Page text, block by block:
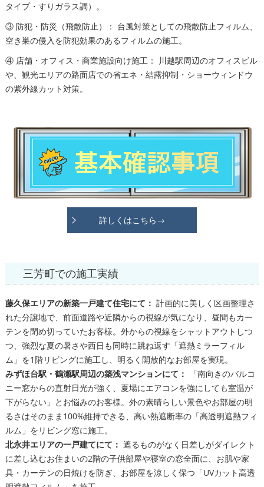
タイプ・すりガラス調）。
③ 防犯・防災（飛散防止）： 台風対策としての飛散防止フィルム、
空き巣の侵入を防犯効果のあるフィルムの施工。
④ 店舗・オフィス・商業施設向け施工： 川越駅周辺のオフィスビル
や、観光エリアの路面店での省エネ・結露抑制・ショーウィンドウ
の紫外線カット対策。
詳しくはこちら→
三芳町での施工実績
藤久保エリアの新築一戸建て住宅にて： 計画的に美しく区画整理さ
れた分譲地で、前面道路や近隣からの視線が気になり、昼間もカー
テンを閉め切っていたお客様。外からの視線をシャットアウトしつ
つ、強烈な夏の暑さや西日も同時に跳ね返す「遮熱ミラーフィル
ム」を1階リビングに施工し、明るく開放的なお部屋を実現。
みずほ台駅・鶴瀬駅周辺の築浅マンションにて：
「南向きのバルコ
ニー窓からの直射日光が強く、夏場にエアコンを強にしても室温が
下がらない」とお悩みのお客様。外の素晴らしい景色やお部屋の明
るさはそのまま100%維持できる、高い熱遮断率の「高透明遮熱フィ
ルム」をリビング窓に施工。
北永井エリアの一戸建てにて： 遮るものがなく日差しがダイレクト
に差し込むお住まいの2階の子供部屋や寝室の窓全面に、お肌や家
具・カーテンの日焼けを防ぎ、お部屋を涼しく保つ「UVカット高透